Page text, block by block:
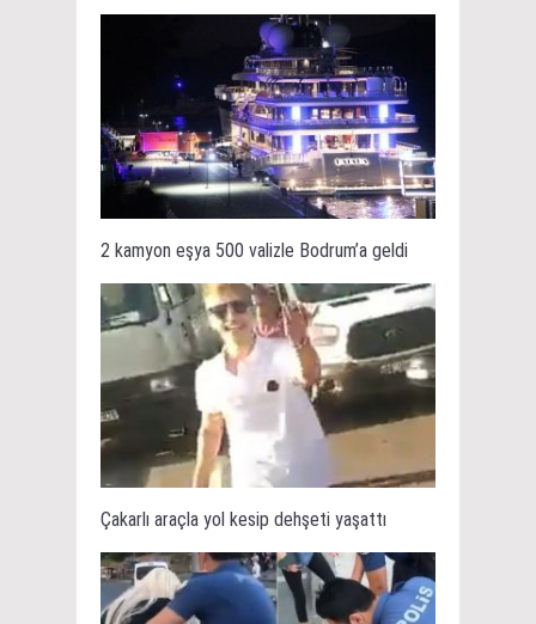
2 kamyon eşya 500 valizle Bodrum’a geldi
Çakarlı araçla yol kesip dehşeti yaşattı